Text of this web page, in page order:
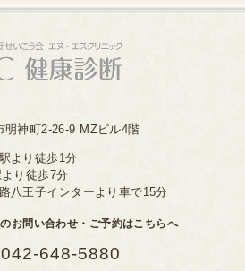
明神町2-26-9 MZビル4階
より徒歩1分
り徒歩7分
八王子インターより車で15分
お問い合わせ・ご予約はこちらへ
042-648-5880